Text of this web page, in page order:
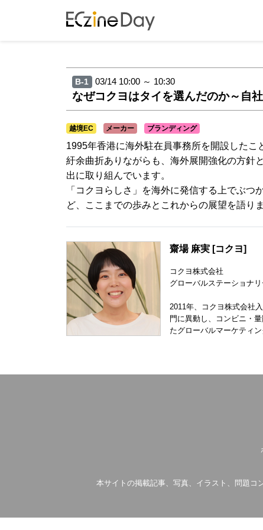
B-1 03/14 10:00 ～ 10:30
なぜコクヨはタイを選んだのか～自
越境EC メーカー ブランディング
1995年香港に海外駐在員事務所を開設したこ
紆余曲折ありながらも、海外展開強化の方針
出に取り組んでいます。
「コクヨらしさ」を海外に発信する上でぶ
ど、ここまでの歩みとこれからの展望を語りま
齋場 麻実 [コクヨ]
コクヨ株式会社
グローバルステーショナ
2011年、コクヨ株式会社
門に異動し、コンビニ・
たグローバルマーケティン
本サイトの掲載記事、写真、イラスト、問題コ